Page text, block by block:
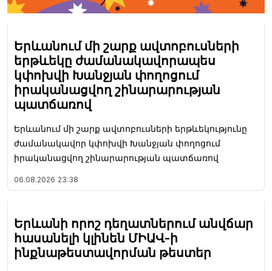
Երևանում մի շարք ավտոբուսների
երթևեկը ժամանակավորապես
կփոխվի Խանջյան փողոցում
իրականացվող շինարարության
պատճառով
Երևանում մի շարք ավտոբուսների երթևեկությունը
ժամանակավոր կփոխվի Խանջյան փողոցում
իրականացվող շինարարության պատճառով
06.08.2026 23:38
Երևանի որոշ դեղատներում անվճար
հասանելի կլինեն ՄԻԱՎ-ի
ինքնաթեստավորման թեստեր